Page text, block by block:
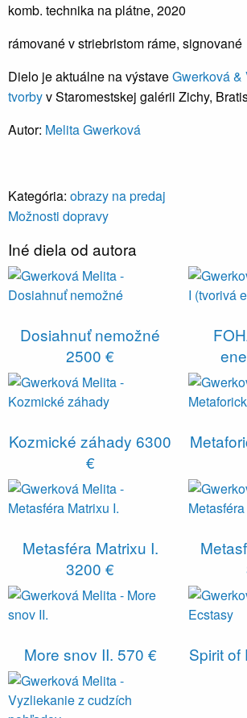
komb. technika na plátne, 2020
rámované v striebristom ráme, signované
Dielo je aktuálne na výstaveGwerková &
tvorbyv Staromestskej galérii Zichy,
Autor: Melita Gwerková
Kategória: obrazy na predaj
Možnosti dopravy
Iné diela od autora
Dosiahnuť nemožné
2500 €
Kozmické záhady 6300
€
Metasféra Matrixu I.
3200 €
More snov II. 570 € Spirit of